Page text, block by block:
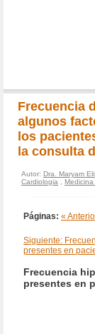
Frecuencia
algunos
los
la consulta
Autor: Dra. Maryam
Cardiologia
Páginas: «
Siguiente:
presentes en
Frecuencia
presentes en